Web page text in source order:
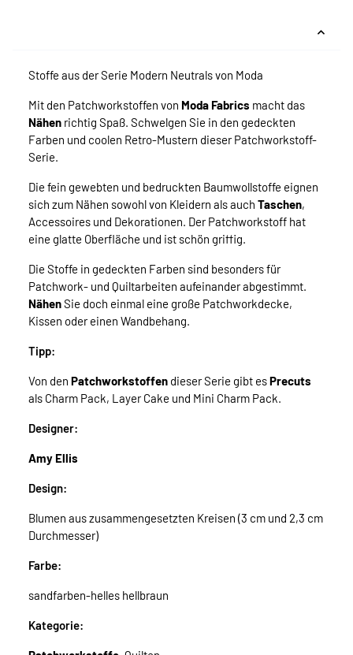
Stoffe aus der Serie Modern Neutrals von Moda
Mit den Patchworkstoffen von Moda Fabrics macht das
Nähen richtig Spaß. Schwelgen Sie in den gedeckten
Farben und coolen Retro-Mustern dieser Patchworkstoff-
Serie.
Die fein gewebten und bedruckten Baumwollstoffe eignen
sich zum Nähen sowohl von Kleidern als auch Taschen,
Accessoires und Dekorationen. Der Patchworkstoff hat
eine glatte Oberfläche und ist schön griffig.
Die Stoffe in gedeckten Farben sind besonders für
Patchwork- und Quiltarbeiten aufeinander abgestimmt.
NähenSie doch einmal eine große Patchworkdecke,
Kissen oder einen Wandbehang.
Tipp:
Von den Patchworkstoffen dieser Serie gibt esPrecuts
als Charm Pack, Layer Cake und Mini Charm Pack.
Designer:
Amy Ellis
Design:
Blumen aus zusammengesetzten Kreisen (3 cm und 2,3 cm
Durchmesser)
Farbe:
sandfarben-helles hellbraun
Kategorie: